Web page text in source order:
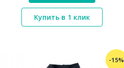
Купить в 1 клик
-15%